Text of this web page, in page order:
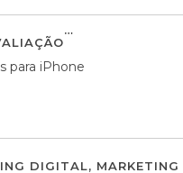
para iPhone
DIGITAL,